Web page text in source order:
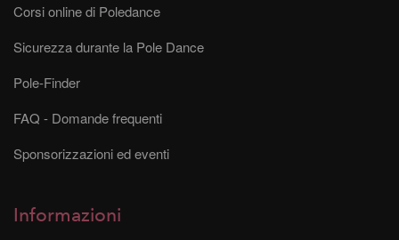
Corsi online di Poledance
Sicurezza durante la Pole Dance
Pole-Finder
FAQ - Domande frequenti
Sponsorizzazioni ed eventi
Informazioni